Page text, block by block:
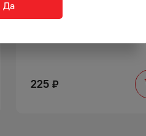
ШОКОЛАДНОЕ ЯЙЦО
225 ₽
Да